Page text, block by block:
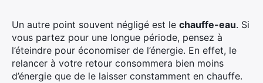
Un autre point souvent négligé est le chauffe-eau. Si
vous partez pour une longue période, pensez à
l’éteindre pour économiser de l’énergie. En effet, le
relancer à votre retour consommera bien moins
d’énergie que de le laisser constamment en chauffe.